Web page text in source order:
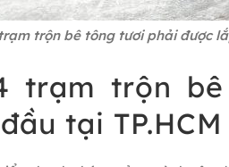
trộn bê tông tươi phải được
trạm trộn
tại TP.HCM